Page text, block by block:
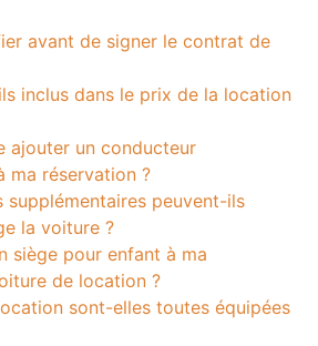
avant de signer le contrat de
inclus dans le prix de la location
ajouter un conducteur
ma réservation ?
supplémentaires peuvent-ils
la voiture ?
siège pour enfant à ma
de location ?
sont-elles toutes équipées